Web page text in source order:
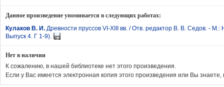
Данное произведение упоминается в следующих работах:
Кулаков В. И. Древности пруссов VI-XIII вв. / Отв. редактор В. В. Седов. -
Выпуск 4. Г 1-9).
Нет в наличии
К сожалению, в нашей библиотеке нет этого произведения.
Если у Вас имеется электронная копия этого произведения или Вы